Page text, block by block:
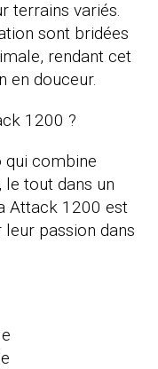
terrains variés.
sont bridées
rendant cet
en douceur.
1200 ?
qui combine
tout dans un
Attack 1200 est
passion dans